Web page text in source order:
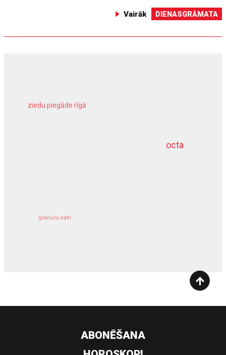
Vairāk DIENASGRĀMATA
octa
ziedu piegāde rīgā
granulu katli
dziļurbums
ABONĒŠANA